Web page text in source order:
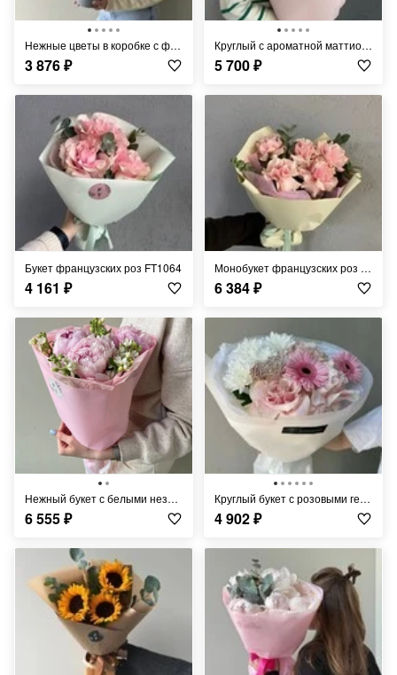
Нежные цветы в коробке с французской розой FT1303
3 876₽
Круглый с ароматной маттиолой и диантусами FT1014
5 700₽
Букет французских роз FT1064
4 161 ₽
Монобукет французских роз FT1065
6 384₽
Нежный букет с белыми незабудками и розовыми пионами FT037
6 555₽
Круглый букет с розовыми герберами FT1407
4 902₽